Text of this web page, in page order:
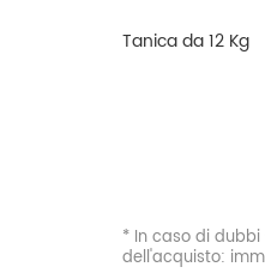
Tanica da 12 Kg
* In caso di
dell'acquisto: